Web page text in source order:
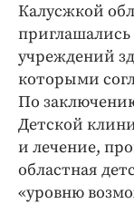
Бренд
Калусжкой
учреждений
которыми
По
Детской
и лечение,
областная
«уровню